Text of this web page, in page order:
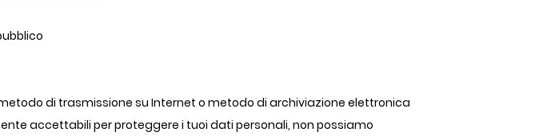
di trasmissione su Internet o metodo di archiviazione elettronica
accettabili per proteggere i tuoi dati personali, non possiamo